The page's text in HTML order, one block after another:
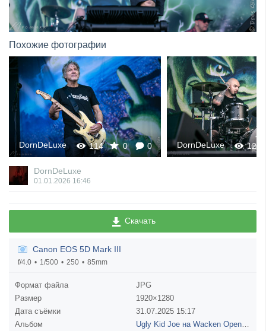
Похожие фотографии
114 0 0
DornDeLuxe 124
DornDeLuxe
DornDeLuxe
01.01.2026 16:46
Скачать
Canon EOS 5D Mark III
f/4.0 1/500 250 85mm
Формат файла
JPG
Размер
1920×1280
Дата съёмки
31.07.2025 15:17
Альбом
Ugly Kid Joe на Wacken Open Air 2025